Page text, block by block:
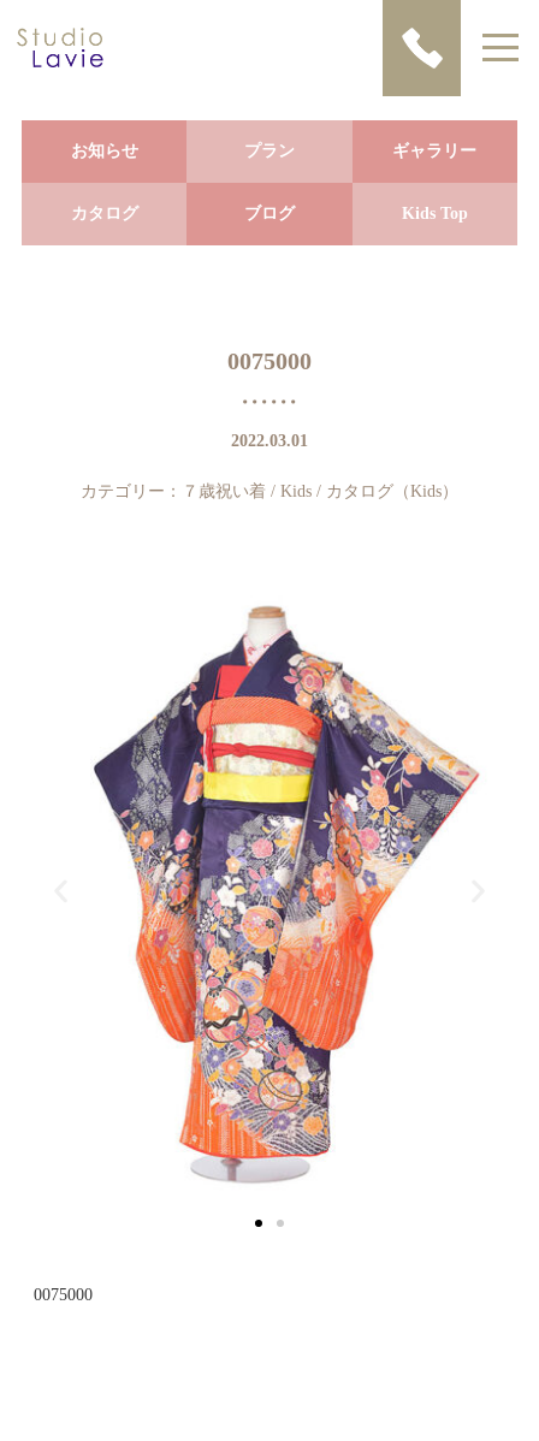
お知らせ プラン ギャラリー
カタログ ブログ Kids Top
0075000
2022.03.01
カテゴリー： ７歳祝い着 / Kids / カタログ（Kids）
0075000